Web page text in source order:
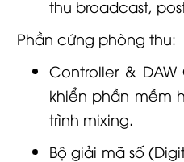
thu broadcast,
Phần cứng phòng thu:
Controller &
khiển phần mềm
trình mixing.
Bộ giải mã số